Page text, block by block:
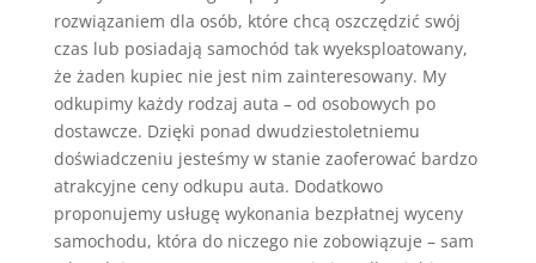
rozwiązaniem dla osób, które chcą oszczędzić swój
czas lub posiadają samochód tak wyeksploatowany,
że żaden kupiec nie jest nim zainteresowany. My
odkupimy każdy rodzaj auta – od osobowych po
dostawcze. Dzięki ponad dwudziestoletniemu
doświadczeniu jesteśmy w stanie zaoferować bardzo
atrakcyjne ceny odkupu auta. Dodatkowo
proponujemy usługę wykonania bezpłatnej wyceny
samochodu, która do niczego nie zobowiązuje – sam